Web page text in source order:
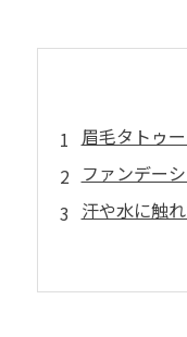
眉毛タトゥ
ファンデー
汗や水に触
傷口の感染